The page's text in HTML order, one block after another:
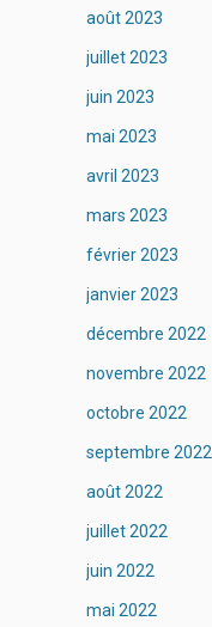
août 2023
juillet 2023
juin 2023
mai 2023
avril 2023
mars 2023
février 2023
janvier 2023
décembre 2022
novembre 2022
octobre 2022
septembre 2022
août 2022
juillet 2022
juin 2022
mai 2022